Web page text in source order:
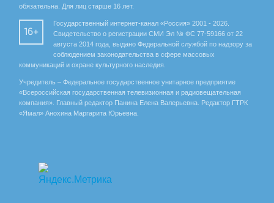
обязательна. Для лиц старше 16 лет.
16+
Государственный интернет-канал «Россия» 2001 - 2026.
Свидетельство о регистрации СМИ Эл № ФС 77-59166 от 22
августа 2014 года, выдано Федеральной службой по надзору за
соблюдением законодательства в сфере массовых
коммуникаций и охране культурного наследия.
Учредитель – Федеральное государственное унитарное предприятие
«Всероссийская государственная телевизионная и радиовещательная
компания». Главный редактор Панина Елена Валерьевна. Редактор ГТРК
«Ямал» Анохина Маргарита Юрьевна.